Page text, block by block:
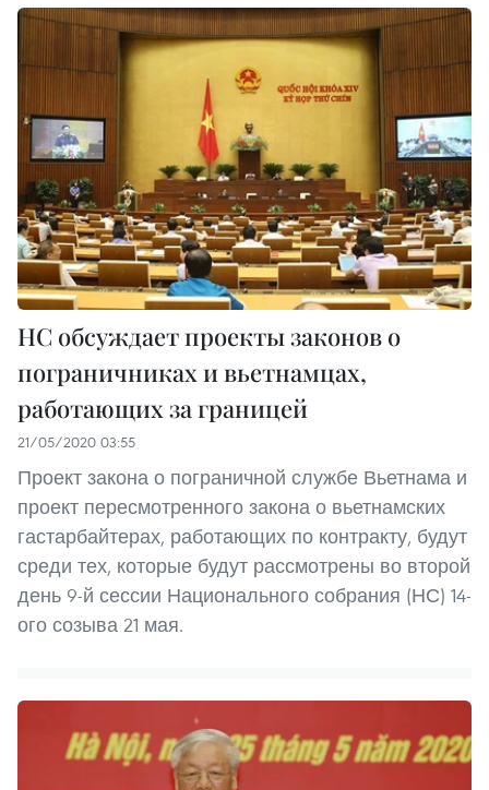
НС обсуждает проекты законов о
пограничниках и вьетнамцах,
работающих за границей
21/05/2020 03:55
Проект закона о пограничной службе Вьетнама и
проект пересмотренного закона о вьетнамских
гастарбайтерах, работающих по контракту, будут
среди тех, которые будут рассмотрены во второй
день 9-й сессии Национального собрания (НС) 14-
ого созыва 21 мая.